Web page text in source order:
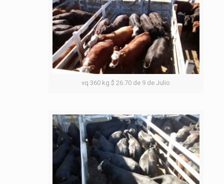
vq 360 kg $ 26.70 de 9 de Julio